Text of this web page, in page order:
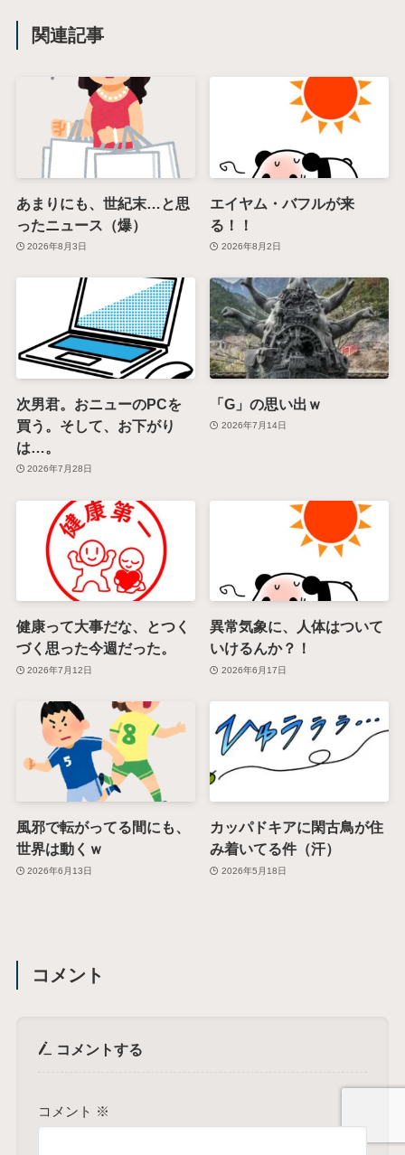
関連記事
あまりにも、世紀末…と思
ったニュース（爆）
2026年8月3日
エイヤム・バフルが来
る！！
2026年8月2日
次男君。おニューのPCを
買う。そして、お下がり
は…。
2026年7月28日
「G」の思い出ｗ
2026年7月14日
健康って大事だな、とつく
づく思った今週だった。
2026年7月12日
異常気象に、人体はついて
いけるんか？！
2026年6月17日
風邪で転がってる間にも、
世界は動くｗ
2026年6月13日
カッパドキアに閑古鳥が住
み着いてる件（汗）
2026年5月18日
コメント
コメントする
コメント ※